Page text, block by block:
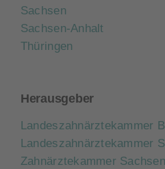
Sachsen
Sachsen-Anhalt
Thüringen
Herausgeber
Landeszahnärztekammer
Landeszahnärztekammer
Zahnärztekammer